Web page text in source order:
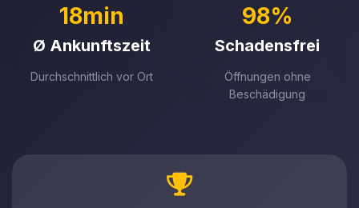
18min
Ø Ankunftszeit
Durchschnittlich vor Ort
98%
Schadensfrei
Öffnungen ohne
Beschädigung